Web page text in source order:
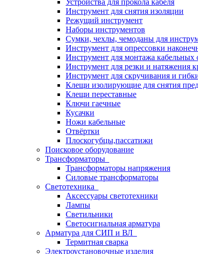
Устройства для прокола кабеля
Инструмент для снятия изоляции
Режущий инструмент
Наборы инструментов
Сумки, чехлы, чемоданы для
Инструмент для опрессовки
Инструмент для монтажа кабельных
Инструмент для резки и натяжения
Инструмент для скручивания и
Клещи изолирующие для снятия
Клещи переставные
Ключи гаечные
Кусачки
Ножи кабельные
Отвёртки
Плоскогубцы,пассатижи
Поисковое оборудование
Трансформаторы
Трансформаторы напряжения
Силовые трансформаторы
Светотехника
Аксессуары светотехники
Лампы
Светильники
Светосигнальная арматура
Арматура для СИП и ВЛ
Термитная сварка
Электроустановочные изделия